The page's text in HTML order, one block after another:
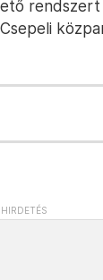
rendszert